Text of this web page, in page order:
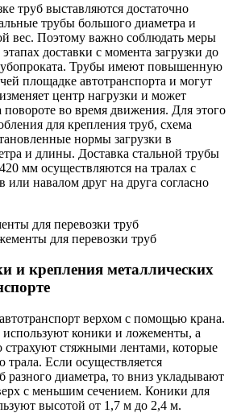
труб выставляются достаточно
трубы большого диаметра и
вес. Поэтому важно соблюдать меры
доставки с момента загрузки до
Трубы имеют повышенную
площадке автотранспорта и могут
центр нагрузки и может
повороте во время движения. Для этого
для крепления труб, схема
нормы загрузки в
и длины. Доставка стальной трубы
мм осуществляются на тралах с
навалом друг на друга согласно
и крепления металлических
верхом с помощью крана.
используют коники и ложементы, а
страхуют стяжными лентами, которые
трала. Если осуществляется
разного диаметра, то вниз укладывают
с меньшим сечением. Коники для
высотой от 1,7 м до 2,4 м.